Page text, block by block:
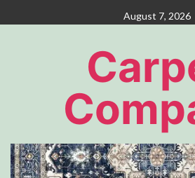
to
August 7, 2026